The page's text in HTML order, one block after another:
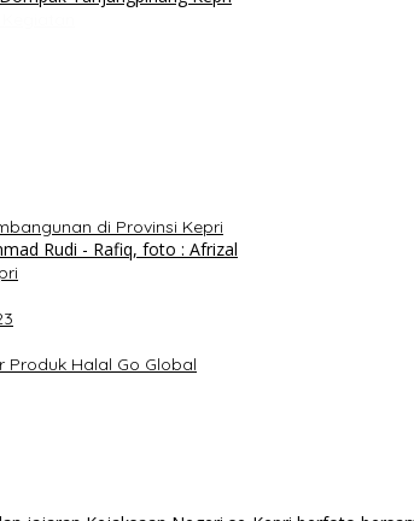
di Provinsi Kepri
Produk Halal Go Global